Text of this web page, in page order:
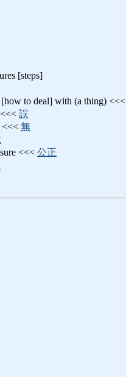
[steps]
to deal] with (a thing) <<<
誤
<<< 無
<<< 公正